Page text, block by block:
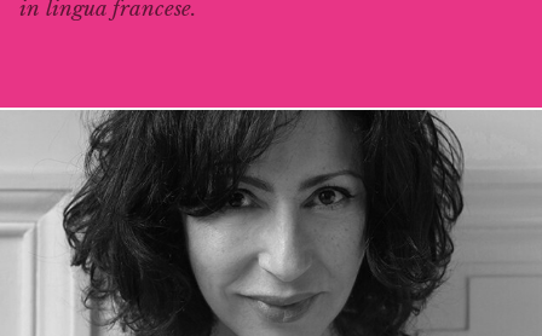
in lingua francese.